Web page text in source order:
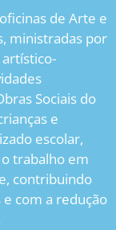
de Arte e
ministradas por
artístico-
Sociais do
e
escolar,
trabalho em
contribuindo
com a redução